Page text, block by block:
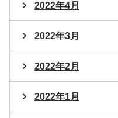
2022年4月
2022年3月
2022年2月
2022年1月